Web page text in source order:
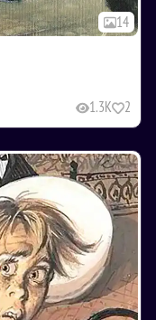
14
1.3K 2